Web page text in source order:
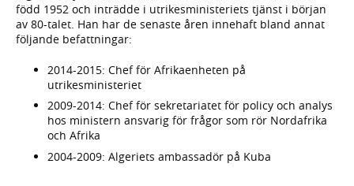
född 1952 och inträdde i utrikesministeriets tjänst i början
av 80-talet. Han har de senaste åren innehaft bland annat
följande befattningar:
2014-2015: Chef för Afrikaenheten på
utrikesministeriet
2009-2014: Chef för sekretariatet för policy och analys
hos ministern ansvarig för frågor som rör Nordafrika
och Afrika
2004-2009: Algeriets ambassadör på Kuba